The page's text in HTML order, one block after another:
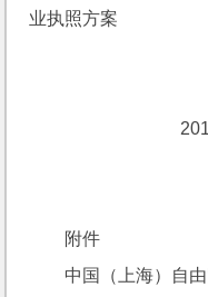
业执照方案
国家
2013年9
附件
中国（上海）自